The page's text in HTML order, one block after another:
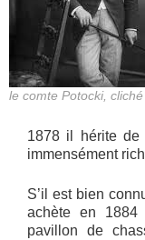
le comte Potocki,
1878 il hérite
immensément
S’il est bien
achète en 1884
pavillon de